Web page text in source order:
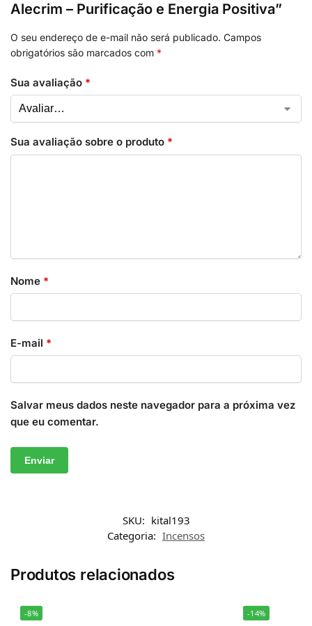
Alecrim – Purificação e Energia Positiva”
O seu endereço de e-mail não será publicado. Campos
obrigatórios são marcados com *
Sua avaliação *
Sua avaliação sobre o produto *
Nome *
E-mail *
Salvar meus dados neste navegador para a próxima vez
que eu comentar.
SKU: kital193
Categoria: Incensos
Produtos relacionados
-8% -14%